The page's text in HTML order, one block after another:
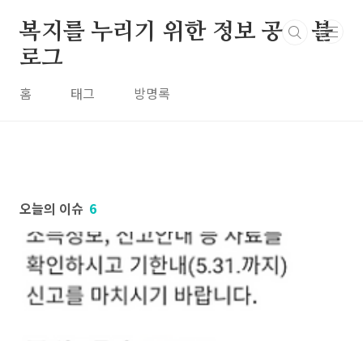
복지를 누리기 위한 정보 공유 블
로그
홈 태그 방명록
오늘의 이슈 6